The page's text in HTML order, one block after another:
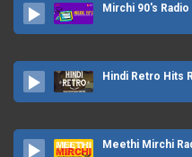
Mirchi 90's Radio
Hindi Retro Hits
Meethi Mirchi